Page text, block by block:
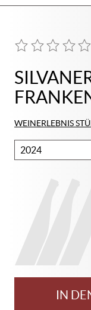
WEINERLEBNIS
Bitte
wählen
IN